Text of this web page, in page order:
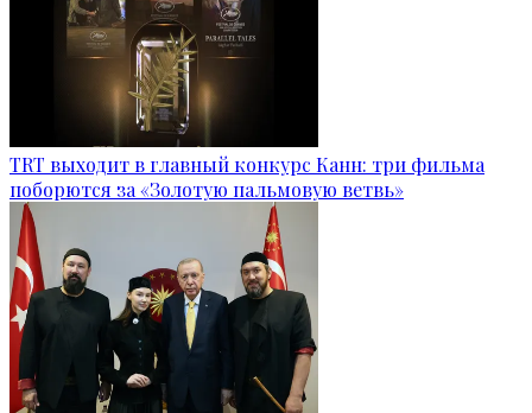
TRT выходит в главный конкурс Канн: три фильма
поборются за «Золотую пальмовую ветвь»